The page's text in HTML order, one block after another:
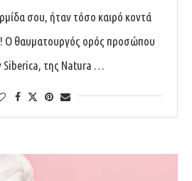
σου, ήταν τόσο καιρό κοντά
Ο θαυματουργός ορός προσώπου
της Natura …